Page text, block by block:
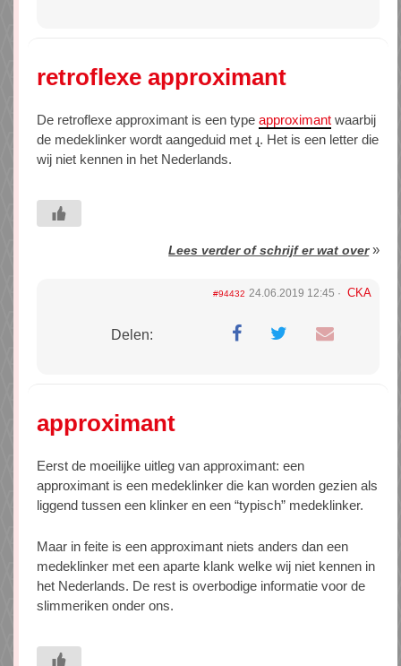
retroflexe approximant
De retroflexe approximant is een type approximant waarbij
de medeklinker wordt aangeduid met ɻ. Het is een letter die
wij niet kennen in het Nederlands.
Lees verder of schrijf er wat over»
#94432 24.06.2019 12:45 CKA
Delen:
approximant
Eerst de moeilijke uitleg van approximant: een
approximant is een medeklinker die kan worden gezien als
liggend tussen een klinker en een “typisch” medeklinker.
Maar in feite is een approximant niets anders dan een
medeklinker met een aparte klank welke wij niet kennen in
het Nederlands. De rest is overbodige informatie voor de
slimmeriken onder ons.